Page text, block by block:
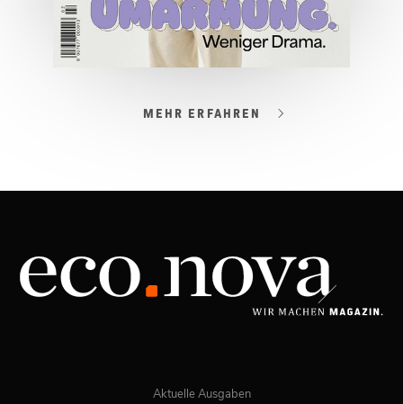
03/2026
JETZT BESTELLEN
MEHR ERFAHREN
Aktuelle Ausgaben